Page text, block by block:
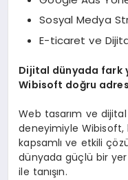
Sosyal Medya
E-ticaret ve
Dijital dünyada fark
Wibisoft doğru
Web tasarım ve
deneyimiyle
kapsamlı ve etkili
dünyada güçlü bir
ile tanışın.